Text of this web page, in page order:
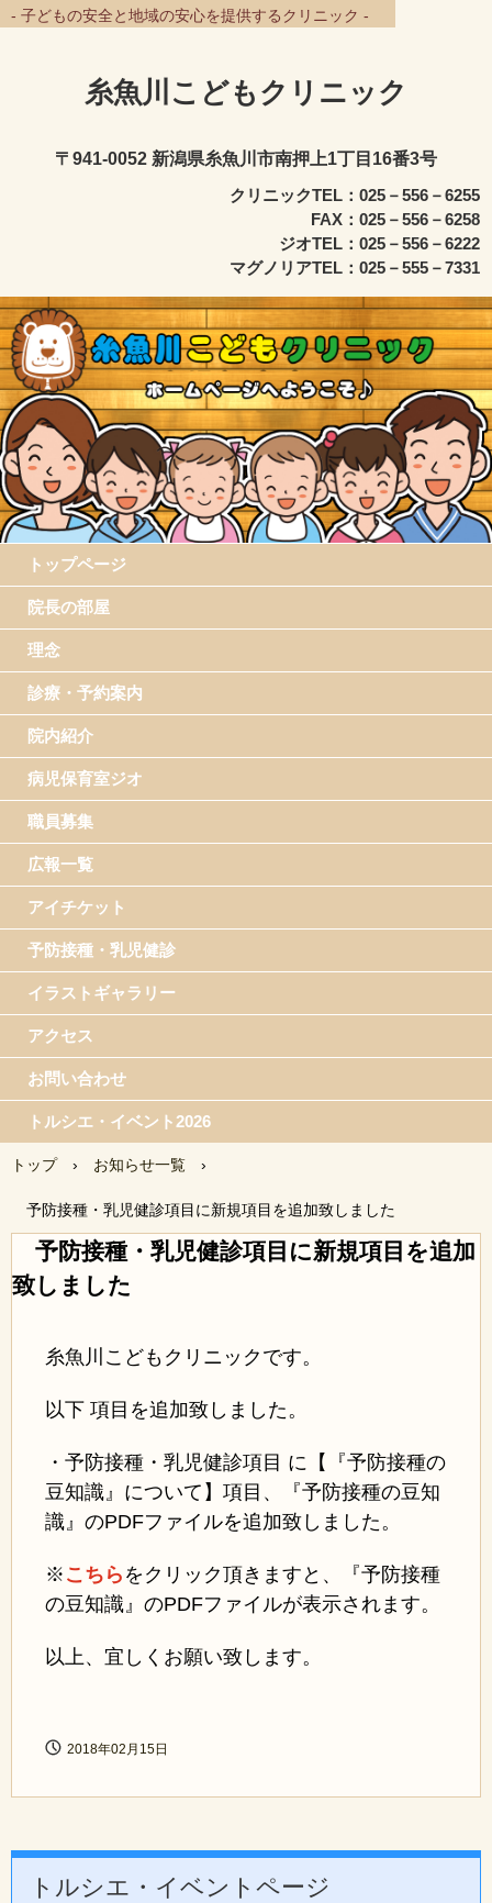
- 子どもの安全と地域の安心を提供するクリニック -
糸魚川こどもクリニック
〒941-0052 新潟県糸魚川市南押上1丁目16番3号
クリニックTEL：025－556－6255
FAX：025－556－6258
ジオTEL：025－556－6222
マグノリアTEL：025－555－7331
トップページ
院長の部屋
理念
診療・予約案内
院内紹介
病児保育室ジオ
職員募集
広報一覧
アイチケット
予防接種・乳児健診
イラストギャラリー
アクセス
お問い合わせ
トルシエ・イベント2026
トップ › お知らせ一覧 ›
予防接種・乳児健診項目に新規項目を追加致しました
予防接種・乳児健診項目に新規項目を追加
致しました
糸魚川こどもクリニックです。
以下 項目を追加致しました。
・予防接種・乳児健診項目 に【『予防接種の
豆知識』について】項目、『予防接種の豆知
識』のPDFファイルを追加致しました。
※ こちら をクリック頂きますと、『予防接種
の豆知識』のPDFファイルが表示されます。
以上、宜しくお願い致します。
2018年02月15日
トルシエ・イベントページ